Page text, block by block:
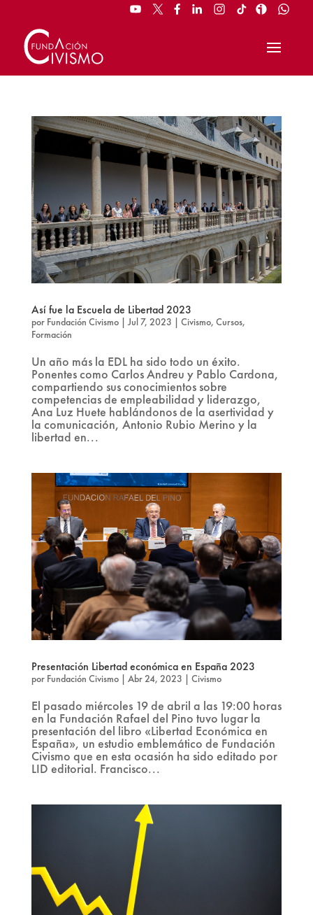
Así fue la Escuela de Libertad 2023
por Fundación Civismo| Jul 7, 2023 | Civismo, Cursos,
Formación
Un año más la EDL ha sido todo un éxito.
Ponentes como Carlos Andreu y Pablo Cardona,
compartiendo sus conocimientos sobre
competencias de empleabilidad y liderazgo,
Ana Luz Huete hablándonos de la asertividad y
la comunicación, Antonio Rubio Merino y la
libertad en...
Presentación Libertad económica en España 2023
por Fundación Civismo| Abr 24, 2023 | Civismo
El pasado miércoles 19 de abril a las 19:00 horas
en la Fundación Rafael del Pino tuvo lugar la
presentación del libro «Libertad Económica en
España», un estudio emblemático de Fundación
Civismo que en esta ocasión ha sido editado por
LID editorial. Francisco...